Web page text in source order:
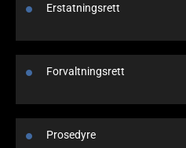
Erstatningsrett
Forvaltningsrett
Prosedyre